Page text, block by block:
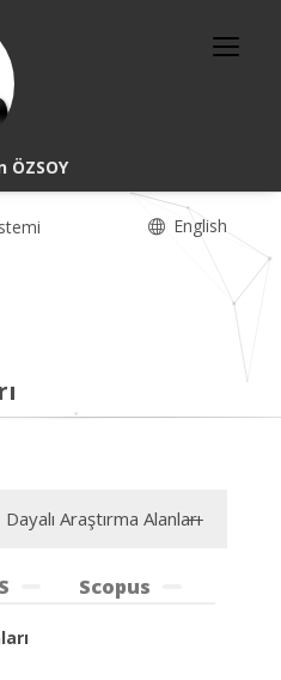
ÖZSOY
English
Araştırma Alanları
Scopus